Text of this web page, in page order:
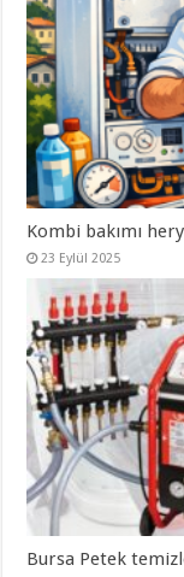
Kombi bakımı
23 Eylül 2025
Bursa Petek